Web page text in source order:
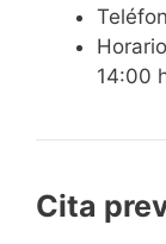
14:00
Cita